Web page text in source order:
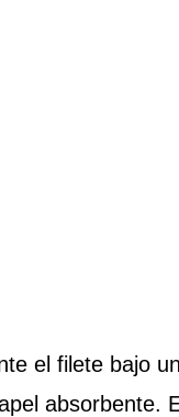
el filete bajo
absorbente.